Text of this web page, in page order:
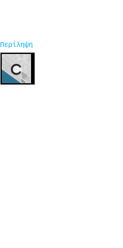
Περίληψη